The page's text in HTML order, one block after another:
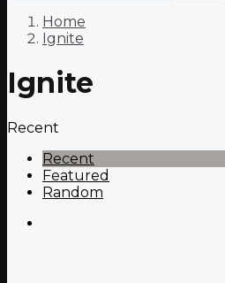
Home
Ignite
Ignite
Recent
Recent
Featured
Random